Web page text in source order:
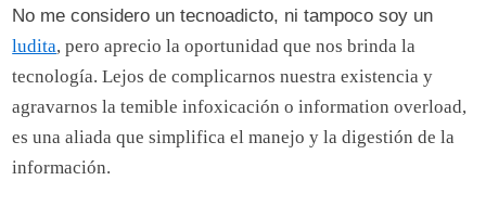
No me considero un tecnoadicto, ni tampoco soy un
ludita, pero aprecio la oportunidad que nos brinda la
tecnología. Lejos de complicarnos nuestra existencia y
agravarnos la temible infoxicación o information overload,
es una aliada que simplifica el manejo y la digestión de la
información.